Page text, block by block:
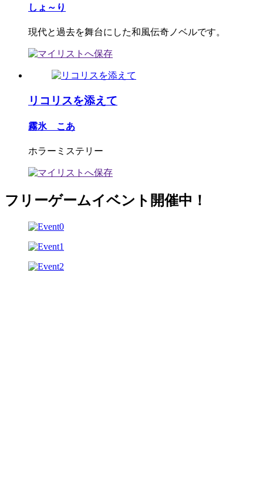
しょ～り
現代と過去を舞台にした和風伝奇ノベルです。
リコリスを添えて
霧氷 こあ
ホラーミステリー
フリーゲームイベント開催中！